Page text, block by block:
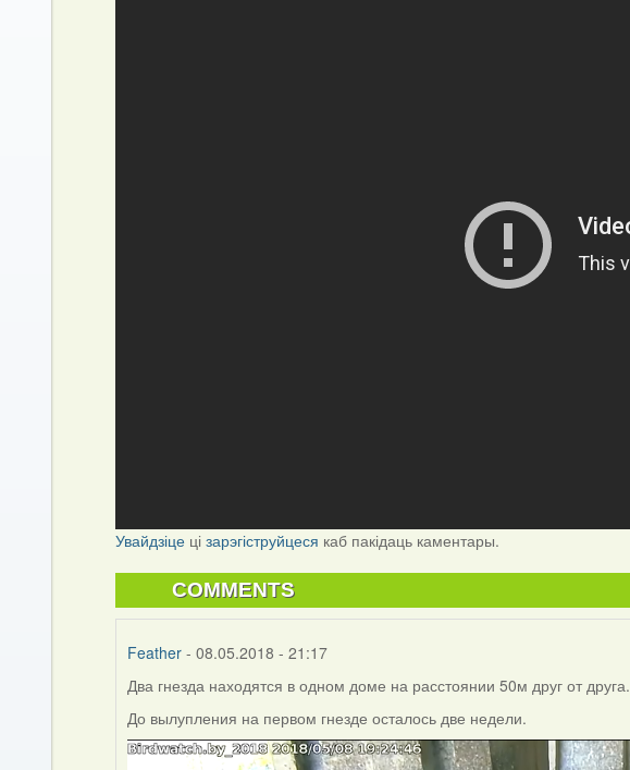
Увайдзіце цізарэгіструйцеся каб пакідаць каментары.
COMMENTS
Feather - 08.05.2018 - 21:17
Два гнезда находятся в одном доме на расстоянии 50м друг от друга.
До вылупления на первом гнезде осталось две недели.